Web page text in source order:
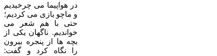
در هواپیما می چرخیدیم
و ماچو بازی می کردیم؛
حتی با هم شعر می
خواندیم. ناگهان یکی از
بچه ها از پنجره بیرون
را نگاه کرد و گفت: